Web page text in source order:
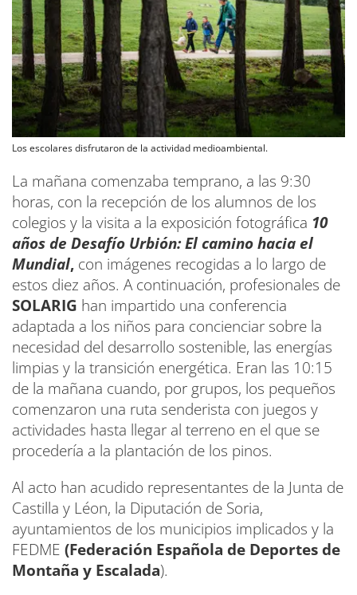
Los escolares disfrutaron de la actividad medioambiental.
La mañana comenzaba temprano, a las 9:30
horas, con la recepción de los alumnos de los
colegios y la visita a la exposición fotográfica 10
años de Desafío Urbión: El camino hacia el
Mundial, con imágenes recogidas a lo largo de
estos diez años. A continuación, profesionales de
SOLARIG han impartido una conferencia
adaptada a los niños para concienciar sobre la
necesidad del desarrollo sostenible, las energías
limpias y la transición energética. Eran las 10:15
de la mañana cuando, por grupos, los pequeños
comenzaron una ruta senderista con juegos y
actividades hasta llegar al terreno en el que se
procedería a la plantación de los pinos.
Al acto han acudido representantes de la Junta de
Castilla y Léon, la Diputación de Soria,
ayuntamientos de los municipios implicados y la
FEDME (Federación Española de Deportes de
Montaña y Escalada).